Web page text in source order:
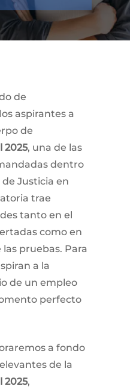
de
aspirantes a
de
2025, una de las
dentro
Justicia en
trae
tanto en el
como en
pruebas. Para
a la
de un empleo
perfecto
a fondo
de la
2025,